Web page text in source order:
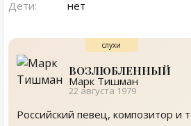
Дети: нет
ВОЗЛЮБЛЕННЫЙ
Марк Тишман
22 августа 1979
Российский певец, композитор и